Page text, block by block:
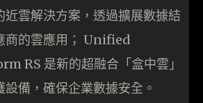
近雲解決方案，透過擴展數據結
商的雲應用； Unified
RS 是新的超融合「盒中雲」
備，確保企業數據安全。